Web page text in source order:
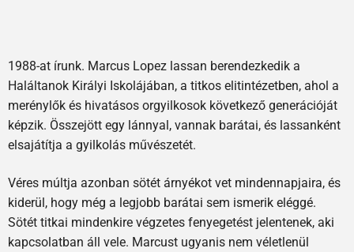
1988-at írunk. Marcus Lopez lassan berendezkedik a
Haláltanok Királyi Iskolájában, a titkos elitintézetben, ahol a
merénylők és hivatásos orgyilkosok következő generációját
képzik. Összejött egy lánnyal, vannak barátai, és lassanként
elsajátítja a gyilkolás művészetét.
Véres múltja azonban sötét árnyékot vet mindennapjaira, és
kiderül, hogy még a legjobb barátai sem ismerik eléggé.
Sötét titkai mindenkire végzetes fenyegetést jelentenek, aki
kapcsolatban áll vele. Marcust ugyanis nem véletlenül